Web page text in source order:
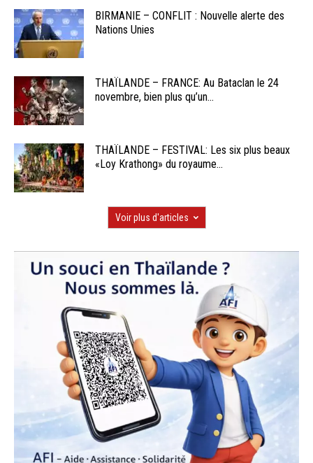
BIRMANIE – CONFLIT : Nouvelle alerte des
Nations Unies
THAÏLANDE – FRANCE: Au Bataclan le 24
novembre, bien plus qu’un...
THAÏLANDE – FESTIVAL: Les six plus beaux
«Loy Krathong» du royaume...
Voir plus d'articles